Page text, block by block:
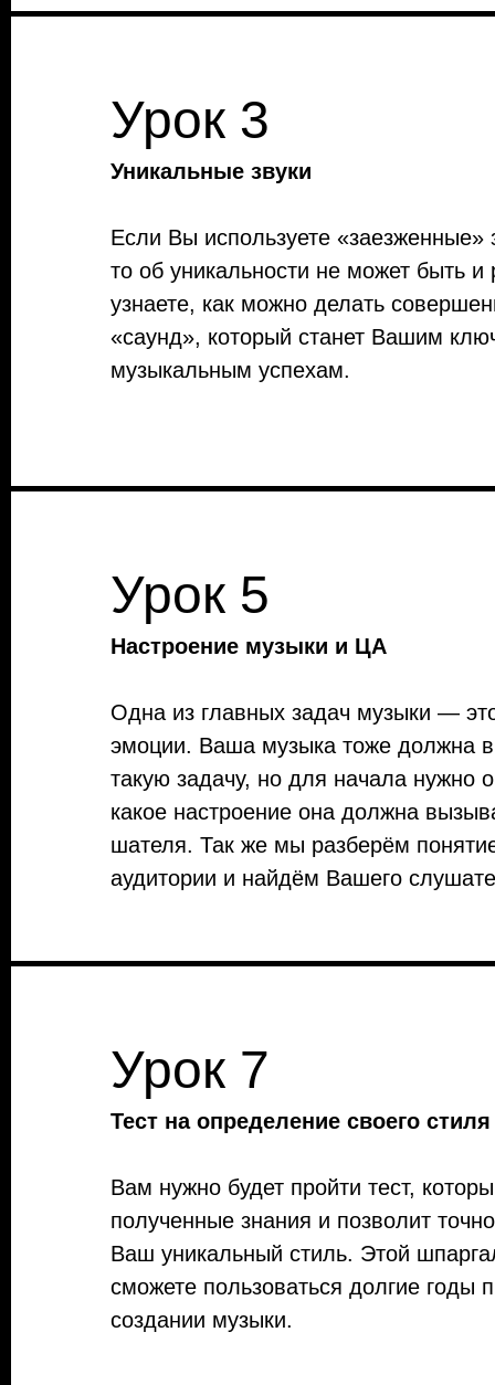
Урок 7
Тест на определение своего стиля
Вам нужно будет пройти тест,
полученные знания и позволит
Ваш уникальный стиль. Этой
сможете пользоваться долгие годы
создании музыки.
Урок 3
Уникальные звуки
Если Вы используете «заезженные»
то об уникальности не может быть и
узнаете, как можно делать
«саунд», который станет Вашим
музыкальным успехам.
Урок 5
Настроение музыки и ЦА
Одна из главных задач музыки —
эмоции. Ваша музыка тоже должна
такую задачу, но для начала нужно
какое настроение она должна
шателя. Так же мы разберём
аудитории и найдём Вашего